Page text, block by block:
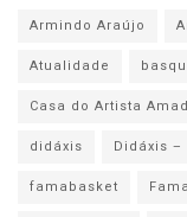
Armindo Araújo
Atualidade
Casa do Artista
didáxis
Didáxis –
famabasket